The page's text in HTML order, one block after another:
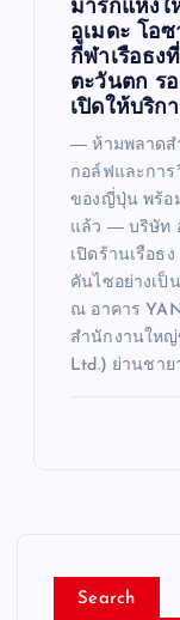
มาร์กแห่งใ
อูเมดะ โอซ
กีฬาเรือธ
ตะวันตก ร
เปิดให้บริก
― ห้ามพลาดส
กอล์ฟและกา
ของญี่ปุ่น พร้อ
แล้ว ― บริษัท
เปิดร้านเรือธ
คันไซอย่างเป็
ณ อาคาร
สำนักงานใหญ่
Ltd.) ย่านชาย
Search